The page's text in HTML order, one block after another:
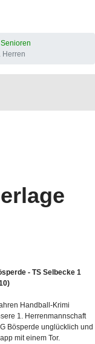
Herren
- TS Selbecke 1
Handball-Krimi
1. Herrenmannschaft
Bösperde unglücklich und
mit einem Tor.